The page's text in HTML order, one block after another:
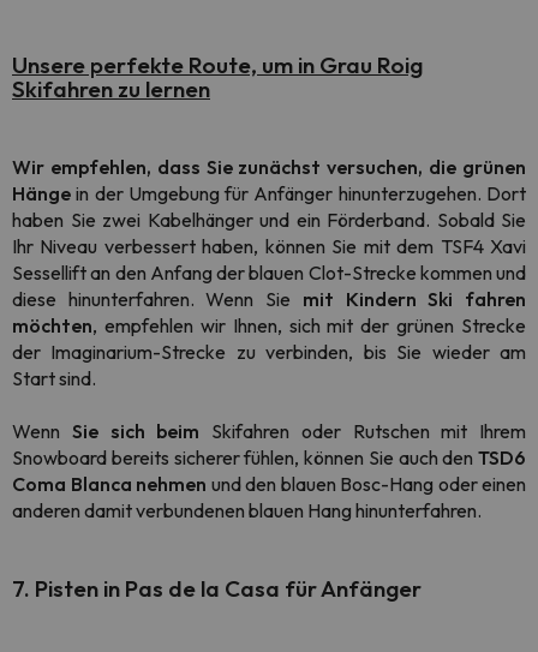
Unsere perfekte Route, um in Grau Roig
Skifahren zu lernen
Wir empfehlen, dass Sie zunächst versuchen, die grünen
Hänge in der Umgebung für Anfänger hinunterzugehen. Dort
haben Sie zwei Kabelhänger und ein Förderband. Sobald Sie
Ihr Niveau verbessert haben, können Sie mit dem TSF4 Xavi
Sessellift an den Anfang der blauen Clot-Strecke kommen und
diese hinunterfahren. Wenn Sie mit Kindern Ski fahren
möchten, empfehlen wir Ihnen, sich mit der grünen Strecke
der Imaginarium-Strecke zu verbinden, bis Sie wieder am
Start sind.
Wenn Sie sich beim Skifahren oder Rutschen mit Ihrem
Snowboard bereits sicherer fühlen, können Sie auch den TSD6
Coma Blanca nehmen und den blauen Bosc-Hang oder einen
anderen damit verbundenen blauen Hang hinunterfahren.
7. Pisten in Pas de la Casa für Anfänger